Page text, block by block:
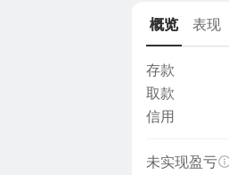
概览 表现
存款
取款
信用
未实现盈亏